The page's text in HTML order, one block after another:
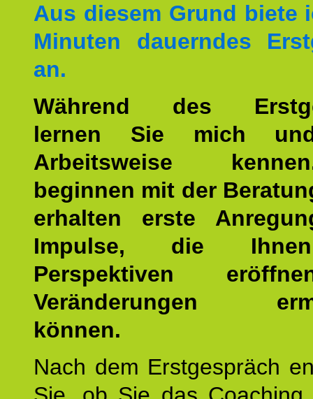
Aus diesem Grund biete
Minuten dauerndes
an.
Während des
lernen Sie mich
Arbeitsweise
beginnen mit der
erhalten erste
Impulse, die
Perspektiven
Veränderungen
können.
Nach dem Erstgespräch